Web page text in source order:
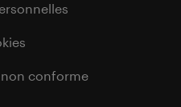
conforme